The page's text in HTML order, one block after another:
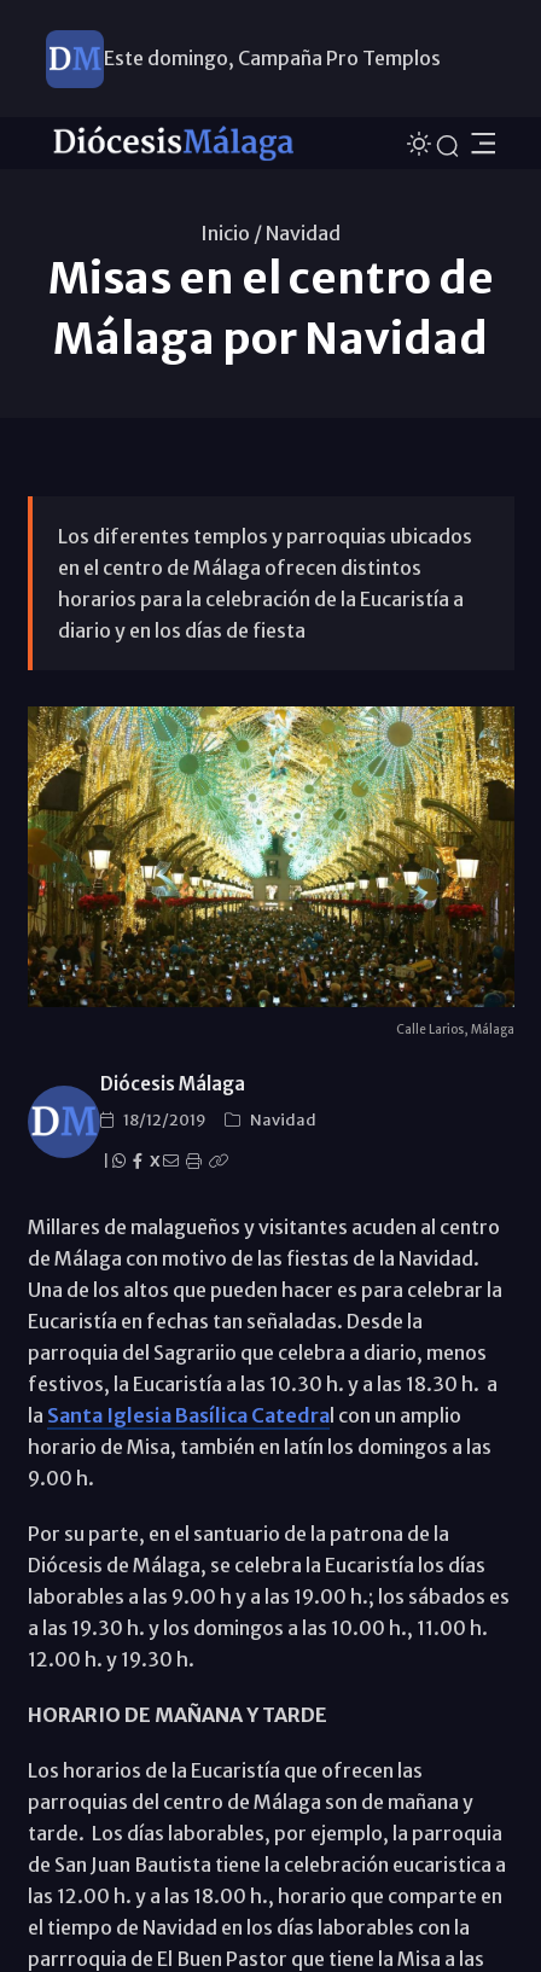
Este domingo, Campaña Pro Templos
Inicio / Navidad
Misas en el centro de
Málaga por Navidad
Los diferentes templos y parroquias ubicados
en el centro de Málaga ofrecen distintos
horarios para la celebración de la Eucaristía a
diario y en los días de fiesta
Calle Larios, Málaga
Diócesis Málaga
18/12/2019
Navidad
X
Millares de malagueños y visitantes acuden al centro
de Málaga con motivo de las fiestas de la Navidad.
Una de los altos que pueden hacer es para celebrar la
Eucaristía en fechas tan señaladas. Desde la
parroquia del Sagrariio que celebra a diario, menos
festivos, la Eucaristía a las 10.30 h. y a las 18.30 h. a
la Santa Iglesia Basílica Catedral con un amplio
horario de Misa, también en latín los domingos a las
9.00 h.
Por su parte, en el santuario de la patrona de la
Diócesis de Málaga, se celebra la Eucaristía los días
laborables a las 9.00 h y a las 19.00 h.; los sábados es
a las 19.30 h. y los domingos a las 10.00 h., 11.00 h.
12.00 h. y 19.30 h.
HORARIO DE MAÑANA Y TARDE
Los horarios de la Eucaristía que ofrecen las
parroquias del centro de Málaga son de mañana y
tarde. Los días laborables, por ejemplo, la parroquia
de San Juan Bautista tiene la celebración eucaristica a
las 12.00 h. y a las 18.00 h., horario que comparte en
el tiempo de Navidad en los días laborables con la
parrroquia de El Buen Pastor que tiene la Misa a las